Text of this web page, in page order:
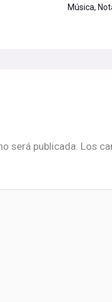
Música,
será publicada. Los